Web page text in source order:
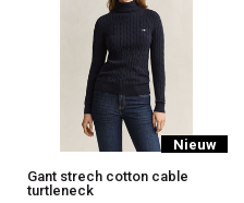
Nieuw
Gant strech cotton cable
turtleneck